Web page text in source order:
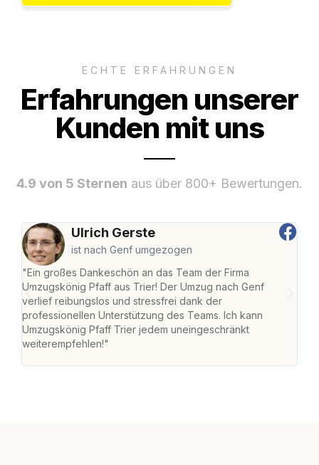
ECHTE ERFAHRUNGEN
Erfahrungen unserer
Kunden mit uns
4.9 von 5 Sternen aus über 800+ Bewertungen.
Ulrich Gerste
ist nach Genf umgezogen
"Ein großes Dankeschön an das Team der Firma
Umzugskönig Pfaff aus Trier! Der Umzug nach Genf
verlief reibungslos und stressfrei dank der
professionellen Unterstützung des Teams. Ich kann
Umzugskönig Pfaff Trier jedem uneingeschränkt
weiterempfehlen!"